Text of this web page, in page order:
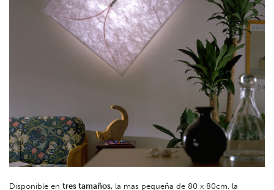
Disponible en tres tamaños, la mas pequeña de 80 x 80cm, la